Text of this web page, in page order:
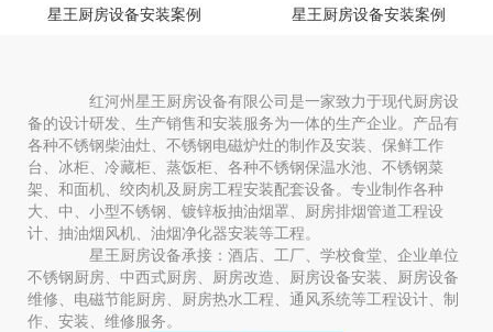
星王厨房设备安装案例 星王厨房设备安装案例
红河州星王厨房设备有限公司是一家致力于现代厨房设
备的设计研发、生产销售和安装服务为一体的生产企业。产品有
各种不锈钢柴油灶、不锈钢电磁炉灶的制作及安装、保鲜工作
台、冰柜、冷藏柜、蒸饭柜、各种不锈钢保温水池、不锈钢菜
架、和面机、绞肉机及厨房工程安装配套设备。专业制作各种
大、中、小型不锈钢、镀锌板抽油烟罩、厨房排烟管道工程设
计、抽油烟风机、油烟净化器安装等工程。
星王厨房设备承接：酒店、工厂、学校食堂、企业单位
不锈钢厨房、中西式厨房、厨房改造、厨房设备安装、厨房设备
维修、电磁节能厨房、厨房热水工程、通风系统等工程设计、制
作、安装、维修服务。